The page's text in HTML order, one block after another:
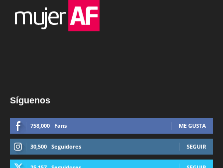
Síguenos
758,000 Fans ME GUSTA
30,500 Seguidores SEGUIR